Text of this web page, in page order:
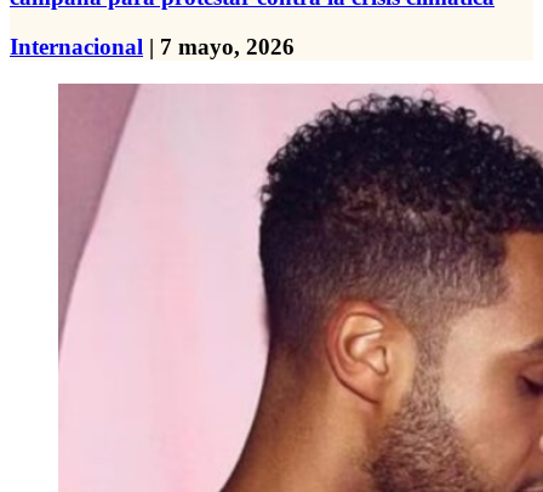
Internacional | 7 mayo, 2026